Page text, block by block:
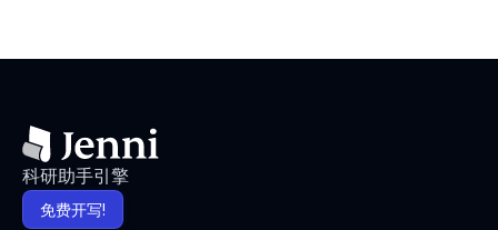
科研助手引擎
免费开写!